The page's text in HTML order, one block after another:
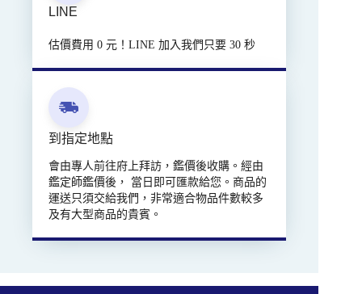
LINE
估價費用 0 元！LINE 加入我們只要 30 秒
到指定地點
會由專人前往府上拜訪，鑑價後收購。經由
鑑定師鑑價後， 當日即可匯款給您。商品的
運送只須交給我們，非常適合物品件數較多
及有大型商品的貴賓。